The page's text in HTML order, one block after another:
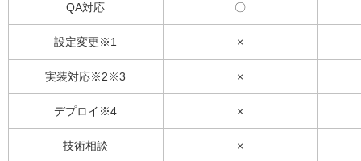
QA対応 〇
設定変更※1 ×
実装対応※2※3 ×
デプロイ※4 ×
技術相談 ×